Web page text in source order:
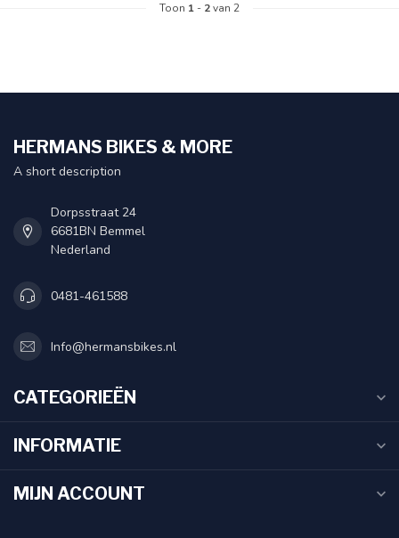
Toon 1 - 2van 2
HERMANS BIKES & MORE
A short description
Dorpsstraat 24
6681BN Bemmel
Nederland
0481-461588
Info@hermansbikes.nl
CATEGORIEËN
INFORMATIE
MIJN ACCOUNT